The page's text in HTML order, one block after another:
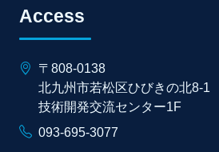
Access
〒808-0138
北九州市若松区ひびきの北8-1
技術開発交流センター1F
093-695-3077